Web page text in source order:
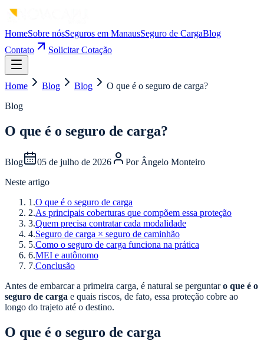
HomeSobre nósSeguros em ManausSeguro de CargaBlog
Contato
Solicitar Cotação
Home Blog Blog
O que é o seguro de carga?
Blog
O que é o seguro de carga?
Blog 05 de julho de 2026 Por Ângelo Monteiro
Neste artigo
1 .O que é o seguro de carga
2.As principais coberturas que compõem essa proteção
3.Quem precisa contratar cada modalidade
4.Seguro de carga × seguro de caminhão
5.Como o seguro de carga funciona na prática
6.MEI e autônomo
7.Conclusão
Antes de embarcar a primeira carga, é natural se perguntaro que é o
seguro de carga e quais riscos, de fato, essa proteção cobre ao
longo do trajeto até o destino.
O que é o seguro de carga